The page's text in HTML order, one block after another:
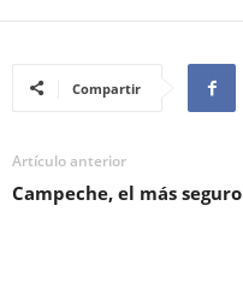
Compartir
Artículo anterior
Campeche, el más seguro